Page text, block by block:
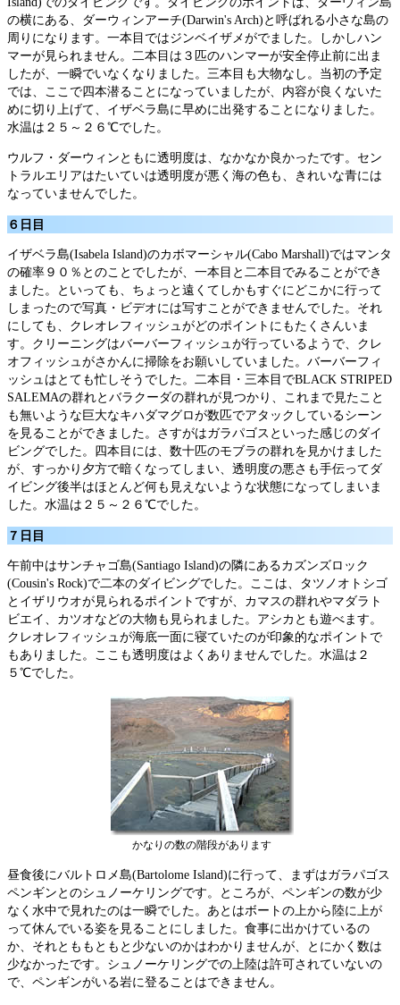
の横にある、ダーウィンアーチ(Darwin's Arch)と呼ばれる小さな島の
周りになります。一本目ではジンベイザメがでました。しかしハン
マーが見られません。二本目は３匹のハンマーが安全停止前に出ま
したが、一瞬でいなくなりました。三本目も大物なし。当初の予定
では、ここで四本潜ることになっていましたが、内容が良くないた
めに切り上げて、イザベラ島に早めに出発することになりました。
水温は２５～２６℃でした。
ウルフ・ダーウィンともに透明度は、なかなか良かったです。セン
トラルエリアはたいていは透明度が悪く海の色も、きれいな青には
なっていませんでした。
６日目
イザベラ島(Isabela Island)のカボマーシャル(Cabo Marshall)ではマンタ
の確率９０％とのことでしたが、一本目と二本目でみることができ
ました。といっても、ちょっと遠くてしかもすぐにどこかに行って
しまったので写真・ビデオには写すことができませんでした。それ
にしても、クレオレフィッシュがどのポイントにもたくさんいま
す。クリーニングはバーバーフィッシュが行っているようで、クレ
オフィッシュがさかんに掃除をお願いしていました。バーバーフィ
ッシュはとても忙しそうでした。二本目・三本目でBLACK STRIPED
SALEMAの群れとバラクーダの群れが見つかり、これまで見たこと
も無いような巨大なキハダマグロが数匹でアタックしているシーン
を見ることができました。さすがはガラパゴスといった感じのダイ
ビングでした。四本目には、数十匹のモブラの群れを見かけました
が、すっかり夕方で暗くなってしまい、透明度の悪さも手伝ってダ
イビング後半はほとんど何も見えないような状態になってしまいま
した。水温は２５～２６℃でした。
７日目
午前中はサンチャゴ島(Santiago Island)の隣にあるカズンズロック
(Cousin's Rock)で二本のダイビングでした。ここは、タツノオトシゴ
とイザリウオが見られるポイントですが、カマスの群れやマダラト
ビエイ、カツオなどの大物も見られました。アシカとも遊べます。
クレオレフィッシュが海底一面に寝ていたのが印象的なポイントで
もありました。ここも透明度はよくありませんでした。水温は２
５℃でした。
かなりの数の階段があります
昼食後にバルトロメ島(Bartolome Island)に行って、まずはガラパゴス
ペンギンとのシュノーケリングです。ところが、ペンギンの数が少
なく水中で見れたのは一瞬でした。あとはボートの上から陸に上が
って休んでいる姿を見ることにしました。食事に出かけているの
か、それとももともと少ないのかはわかりませんが、とにかく数は
少なかったです。シュノーケリングでの上陸は許可されていないの
で、ペンギンがいる岩に登ることはできません。